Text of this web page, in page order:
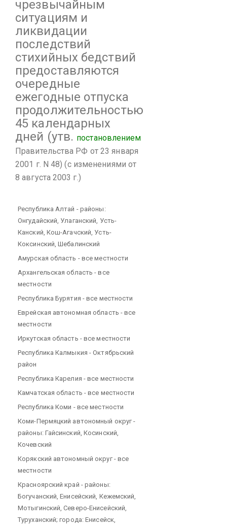
чрезвычайным
ситуациям и
ликвидации
последствий
стихийных бедствий
предоставляются
очередные
ежегодные отпуска
продолжительностью
45 календарных
дней (утв. постановлением
Правительства РФ от 23 января
2001 г. N 48) (с изменениями от
8 августа 2003 г.)
Республика Алтай - районы:
Онгудайский, Улаганский, Усть-
Канский, Кош-Агачский, Усть-
Коксинский, Шебалинский
Амурская область - все местности
Архангельская область - все
местности
Республика Бурятия - все местности
Еврейская автономная область - все
местности
Иркутская область - все местности
Республика Калмыкия - Октябрьский
район
Республика Карелия - все местности
Камчатская область - все местности
Республика Коми - все местности
Коми-Пермяцкий автономный округ -
районы: Гайсинский, Косинский,
Кочевский
Корякский автономный округ - все
местности
Красноярский край - районы:
Богучанский, Енисейский, Кежемский,
Мотыгинский, Северо-Енисейский,
Туруханский; города: Енисейск,